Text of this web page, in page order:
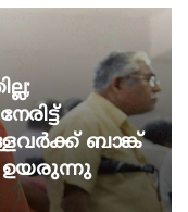
ബാങ്ക്
ഉയരുന്നു